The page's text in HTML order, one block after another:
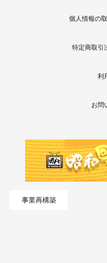
個人情報の
特定商取引
利
お問
事業再構築